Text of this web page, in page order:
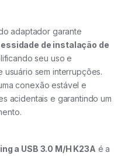
adaptador garante
de instalação de
seu uso e
sem interrupções.
conexão estável e
acidentais e garantindo um
a USB 3.0 M/H K23A é a